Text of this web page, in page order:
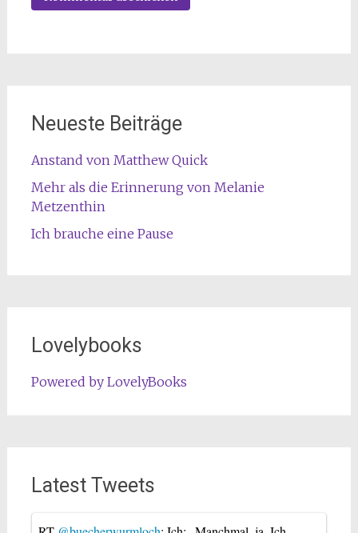
Neueste Beiträge
Anstand von Matthew Quick
Mehr als die Erinnerung von Melanie
Metzenthin
Ich brauche eine Pause
Lovelybooks
Powered by LovelyBooks
Latest Tweets